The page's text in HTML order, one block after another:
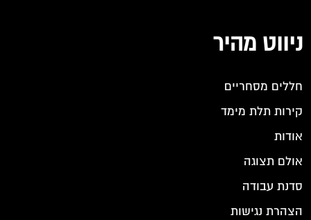
ניווט מהיר
חללים מסחריים
קירות תלת מימד
אודות
אולם תצוגה
סדנת עבודה
הצהרת נגישות